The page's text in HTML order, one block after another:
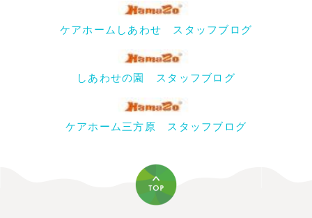
ケアホームしあわせ スタッフブログ
しあわせの園 スタッフブログ
ケアホーム三方原 スタッフブログ